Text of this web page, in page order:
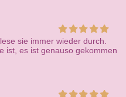
sie immer wieder durch.
ist, es ist genauso gekommen